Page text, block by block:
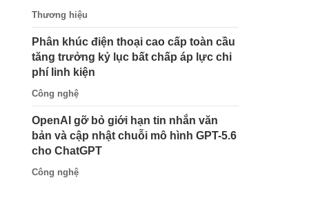
Thương hiệu
Phân khúc điện thoại cao cấp toàn cầu
tăng trưởng kỷ lục bất chấp áp lực chi
phí linh kiện
Công nghệ
OpenAI gỡ bỏ giới hạn tin nhắn văn
bản và cập nhật chuỗi mô hình GPT-5.6
cho ChatGPT
Công nghệ